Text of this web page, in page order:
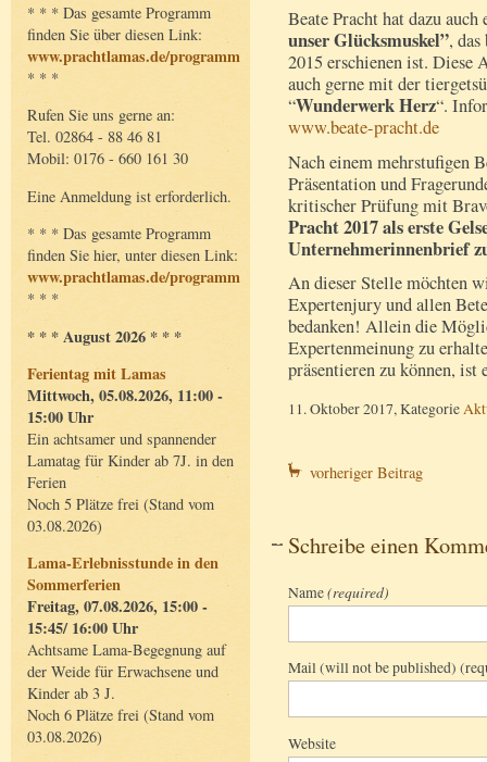
* * * Das gesamte Programm
finden Sie über diesen Link:
www.prachtlamas.de/programm
* * *
Rufen Sie uns gerne an:
Tel. 02864 - 88 46 81
Mobil: 0176 - 660 161 30
Eine Anmeldung ist erforderlich.
* * * Das gesamte Programm
finden Sie hier, unter diesen Link:
www.prachtlamas.de/programm
* * *
* * * August 2026 * * *
Ferientag mit Lamas
Mittwoch, 05.08.2026, 11:00 -
15:00 Uhr
Ein achtsamer und spannender
Lamatag für Kinder ab 7J. in den
Ferien
Noch 5 Plätze frei (Stand vom
03.08.2026)
Lama-Erlebnisstunde in den
Sommerferien
Freitag, 07.08.2026, 15:00 -
15:45/ 16:00 Uhr
Achtsame Lama-Begegnung auf
der Weide für Erwachsene und
Kinder ab 3 J.
Noch 6 Plätze frei (Stand vom
03.08.2026)
Beate Pracht hat dazu
unser Glücksmuskel”,
2015 erschienen ist. Diese
auch gerne mit der
“Wunderwerk Herz“.
www.beate-pracht.de
Nach einem mehrstufigen
Präsentation und
kritischer Prüfung mit
Pracht 2017 als erste
Unternehmerinnenbrief
An dieser Stelle möchten
Expertenjury und allen
bedanken! Allein die
Expertenmeinung zu
präsentieren zu können,
11. Oktober 2017, Kategorie
vorheriger Beitrag
Schreibe einen
Name(required)
Mail (will not be published)
Website